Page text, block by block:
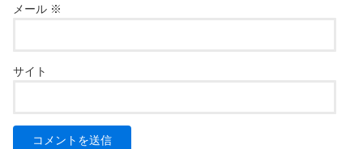
メール ※
サイト